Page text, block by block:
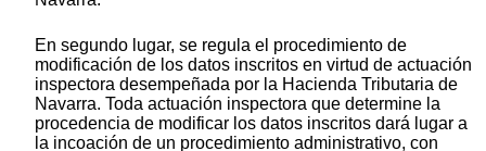
En segundo lugar, se regula el procedimiento de
modificación de los datos inscritos en virtud de actuación
inspectora desempeñada por la Hacienda Tributaria de
Navarra. Toda actuación inspectora que determine la
procedencia de modificar los datos inscritos dará lugar a
la incoación de un procedimiento administrativo, con